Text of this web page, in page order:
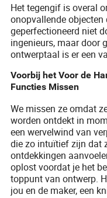
Het tegengif is overal
onopvallende objecten
geperfectioneerd niet
ingenieurs, maar door
ontwerptaal is er een
Voorbij het Voor de
Functies Missen
We missen ze omdat
worden ontdekt in
een wervelwind van
die zo intuïtief zijn dat
ontdekkingen
oplost voordat je het
toppunt van ontwerp.
jou en de maker, een